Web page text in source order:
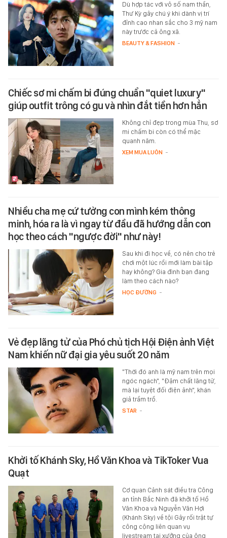
Dù hợp tác với vô số nam thần,
Thư Kỳ gây chú ý khi dành vị trí
đỉnh cao nhan sắc cho 3 mỹ nam
này trước cả ông xã.
BEAUTY & FASHION -
Chiếc sơ mi chấm bi đúng chuẩn "quiet luxury"
giúp outfit trông có gu và nhìn đắt tiền hơn hẳn
Không chỉ đẹp trong mùa Thu, sơ
mi chấm bi còn có thể mặc
quanh năm.
XEM MUA LUÔN -
Nhiều cha mẹ cứ tưởng con mình kém thông
minh, hóa ra là vì ngay từ đầu đã hướng dẫn con
học theo cách "ngược đời" như này!
Sau khi đi học về, có nên cho trẻ
chơi một lúc rồi mới làm bài tập
hay không? Gia đình bạn đang
làm theo cách nào?
HỌC ĐƯỜNG -
Vẻ đẹp lãng tử của Phó chủ tịch Hội Điện ảnh Việt
Nam khiến nữ đại gia yêu suốt 20 năm
"Thời đó anh là mỹ nam trên mọi
ngóc ngách", "Đậm chất lãng tử,
mà lại tuyệt đối điện ảnh", khán
giả trầm trồ.
STAR -
Khởi tố Khánh Sky, Hồ Văn Khoa và TikToker Vua
Quạt
Cơ quan Cảnh sát điều tra Công
an tỉnh Bắc Ninh đã khởi tố Hồ
Văn Khoa và Nguyễn Văn Hợi
(Khánh Sky) về tội Gây rối trật tự
công cộng liên quan vụ
livestream tại xưởng của ông